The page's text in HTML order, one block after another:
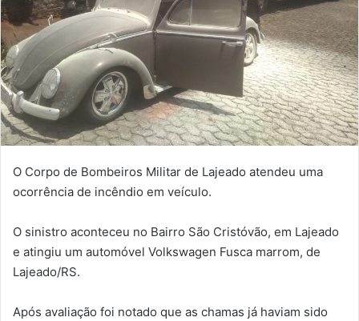
O Corpo de Bombeiros Militar de Lajeado atendeu uma
ocorrência de incêndio em veículo.
O sinistro aconteceu no Bairro São Cristóvão, em Lajeado
e atingiu um automóvel Volkswagen Fusca marrom, de
Lajeado/RS.
Após avaliação foi notado que as chamas já haviam sido